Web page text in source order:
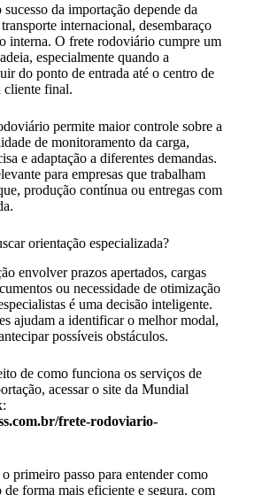
da importação depende da
internacional, desembaraço
interna. O frete rodoviário cumpre um
especialmente quando a
do ponto de entrada até o centro de
cliente final.
permite maior controle sobre a
de monitoramento da carga,
e adaptação a diferentes demandas.
para empresas que trabalham
produção contínua ou entregas com
orientação especializada?
envolver prazos apertados, cargas
ou necessidade de otimização
é uma decisão inteligente.
ajudam a identificar o melhor modal,
possíveis obstáculos.
de como funciona os serviços de
acessar o site da Mundial
frete-rodoviario-
primeiro passo para entender como
de forma mais eficiente e segura, com